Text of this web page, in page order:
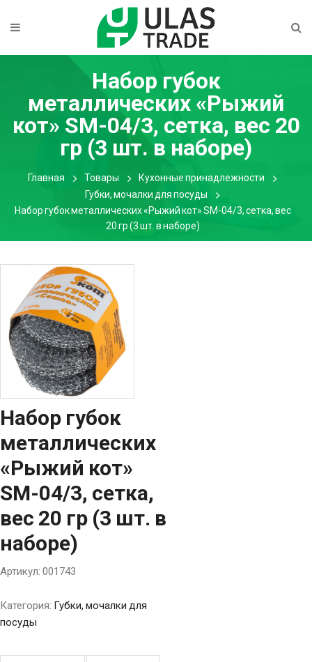
Набор губок
металлических «Рыжий
кот» SM-04/3, сетка, вес 20
гр (3 шт. в наборе)
Главная Товары
Кухонные принадлежности
Губки, мочалки для посуды
Набор губок металлических «Рыжий кот» SM-04/3, сетка, вес
20 гр (3 шт. в наборе)
Набор губок
металлических
«Рыжий кот»
SM-04/3, сетка,
вес 20 гр (3 шт. в
наборе)
Артикул: 001743
Категория: Губки, мочалки для
посуды